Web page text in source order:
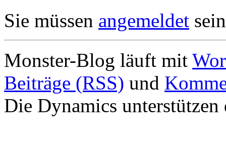
Sie müssen angemeldet
Monster-Blog läuft mit
Beiträge (RSS) und
Die Dynamics